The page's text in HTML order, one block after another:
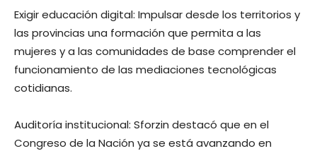
Exigir educación digital: Impulsar desde los territorios y
las provincias una formación que permita a las
mujeres y a las comunidades de base comprender el
funcionamiento de las mediaciones tecnológicas
cotidianas.
Auditoría institucional: Sforzin destacó que en el
Congreso de la Nación ya se está avanzando en